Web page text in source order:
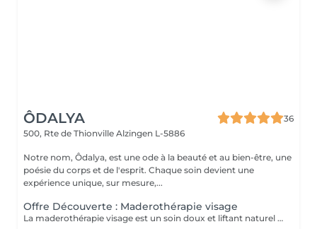
ÔDALYA
36
500, Rte de Thionville Alzingen L-5886
Notre nom, Ôdalya, est une ode à la beauté et au bien-être, une
poésie du corps et de l'esprit. Chaque soin devient une
expérience unique, sur mesure,...
Offre Découverte : Maderothérapie visage
La maderothérapie visage est un soin doux et liftant naturel utilisant des ustensiles en bois pour stimuler la peau et les muscles du visage. Ce soin active la circulation sanguine et lymphatique, draine les toxines, stimule la production de collagène et d'élastine tout en raffermissant la peau. Il redessine les contours du visage, lisse les rides et ridules, atténue les cernes, poches et sillons nasogéniens et remonte les bajoues. Coup d'éclat instantané ! Les bienfaits du soin : - Stimule la production de collagène et d'élastine pour une peau plus ferme et plus tonique - Raffermit la peau, tonifie les tissus et sculpte les contours du visage - Draine les toxines, réduit les poches et les cernes pour un visage visiblement plus frais - Atténue les rides et ridules tout en prévenant le relâchement cutané - Redessine l'ovale du visage et procure un effet liftant naturel - Active la microcirculation pour un teint plus lumineux et éclatant - Procure une sensation de détente en relâchant les tensions du visage, du cou et de la mâchoire.